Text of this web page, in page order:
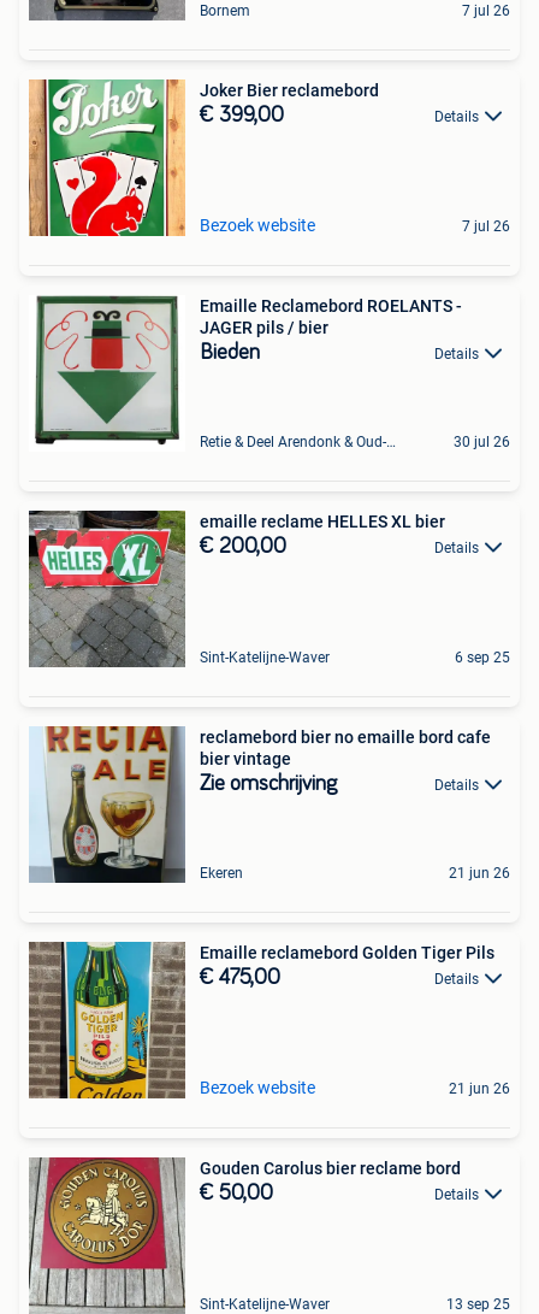
Bornem 7 jul 26
Joker Bier reclamebord
€ 399,00 Details
Bezoek website 7 jul 26
Emaille Reclamebord ROELANTS -
JAGER pils / bier
Bieden Details
Retie & Deel Arendonk & Oud-Turnhout 30 jul 26
emaille reclame HELLES XL bier
€ 200,00 Details
Sint-Katelijne-Waver 6 sep 25
reclamebord bier no emaille bord cafe
bier vintage
Zie omschrijving Details
Ekeren 21 jun 26
Emaille reclamebord Golden Tiger Pils
€ 475,00 Details
Bezoek website 21 jun 26
Gouden Carolus bier reclame bord
€ 50,00 Details
Sint-Katelijne-Waver 13 sep 25